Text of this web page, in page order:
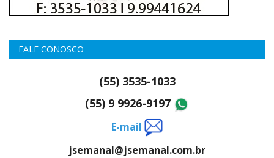
FALE CONOSCO
(55) 3535-1033
(55) 9 9926-9197
E-mail
jsemanal@jsemanal.com.br